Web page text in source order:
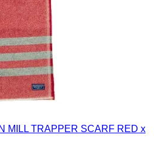
MILL TRAPPER SCARF RED x